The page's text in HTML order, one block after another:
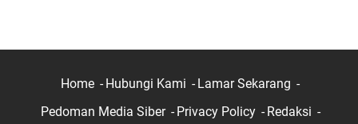
Home Hubungi Kami
Lamar Sekarang
Pedoman Media Siber
Privacy Policy Redaksi